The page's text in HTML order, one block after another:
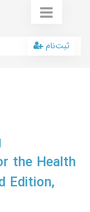
ثبت‌نام
the Health
Edition,